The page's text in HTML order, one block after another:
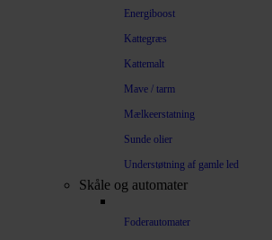
Energiboost
Kattegræs
Kattemalt
Mave / tarm
Mælkeerstatning
Sunde olier
Understøtning af gamle led
Skåle og automater
Foderautomater